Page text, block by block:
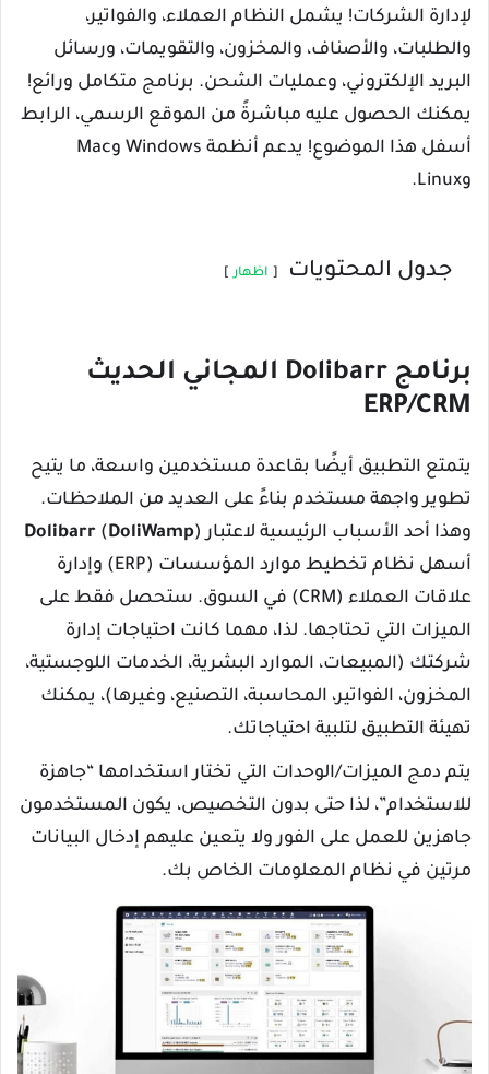
لإدارة الشركات! يشمل النظام العملاء، والفواتير،
والطلبات، والأصناف، والمخزون، والتقويمات، ورسائل
البريد الإلكتروني، وعمليات الشحن. برنامج متكامل ورائع!
يمكنك الحصول عليه مباشرةً من الموقع الرسمي، الرابط
أسفل هذا الموضوع! يدعم أنظمة Windows وMac
وLinux.
جدول المحتويات اظهار
برنامج Dolibarr المجاني الحديث
ERP/CRM
يتمتع التطبيق أيضًا بقاعدة مستخدمين واسعة، ما يتيح
تطوير واجهة مستخدم بناءً على العديد من الملاحظات.
وهذا أحد الأسباب الرئيسية لاعتبار
Dolibarr (DoliWamp)
أسهل نظام تخطيط موارد المؤسسات (ERP) وإدارة
علاقات العملاء (CRM) في السوق. ستحصل فقط على
الميزات التي تحتاجها. لذا، مهما كانت احتياجات إدارة
شركتك (المبيعات، الموارد البشرية، الخدمات اللوجستية،
المخزون، الفواتير، المحاسبة، التصنيع، وغيرها)، يمكنك
تهيئة التطبيق لتلبية احتياجاتك.
يتم دمج الميزات/الوحدات التي تختار استخدامها “جاهزة
للاستخدام”، لذا حتى بدون التخصيص، يكون المستخدمون
جاهزين للعمل على الفور ولا يتعين عليهم إدخال البيانات
مرتين في نظام المعلومات الخاص بك.